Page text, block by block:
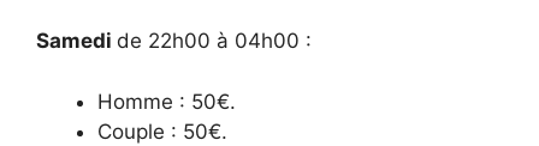
Samedi de 22h00 à 04h00 :
Homme : 50€.
Couple : 50€.